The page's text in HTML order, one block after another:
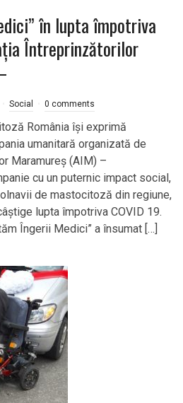
în lupta împotriva
Întreprinzătorilor
Social 0 comments
România își exprimă
umanitară organizată de
Maramureș (AIM) –
cu un puternic impact social,
de mastocitoză din regiune,
lupta împotriva COVID 19.
Îngerii Medici” a însumat […]